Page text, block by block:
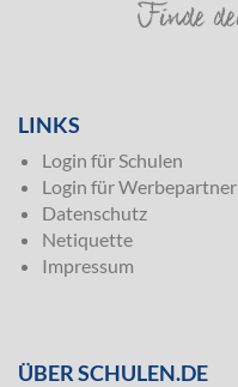
LINKS
Login für Schulen
Login für Werbepartner
Datenschutz
Netiquette
Impressum
ÜBER SCHULEN.DE